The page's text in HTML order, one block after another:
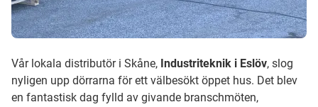
Vår lokala distributör i Skåne, Industriteknik i Eslöv, slog
nyligen upp dörrarna för ett välbesökt öppet hus. Det blev
en fantastisk dag fylld av givande branschmöten,